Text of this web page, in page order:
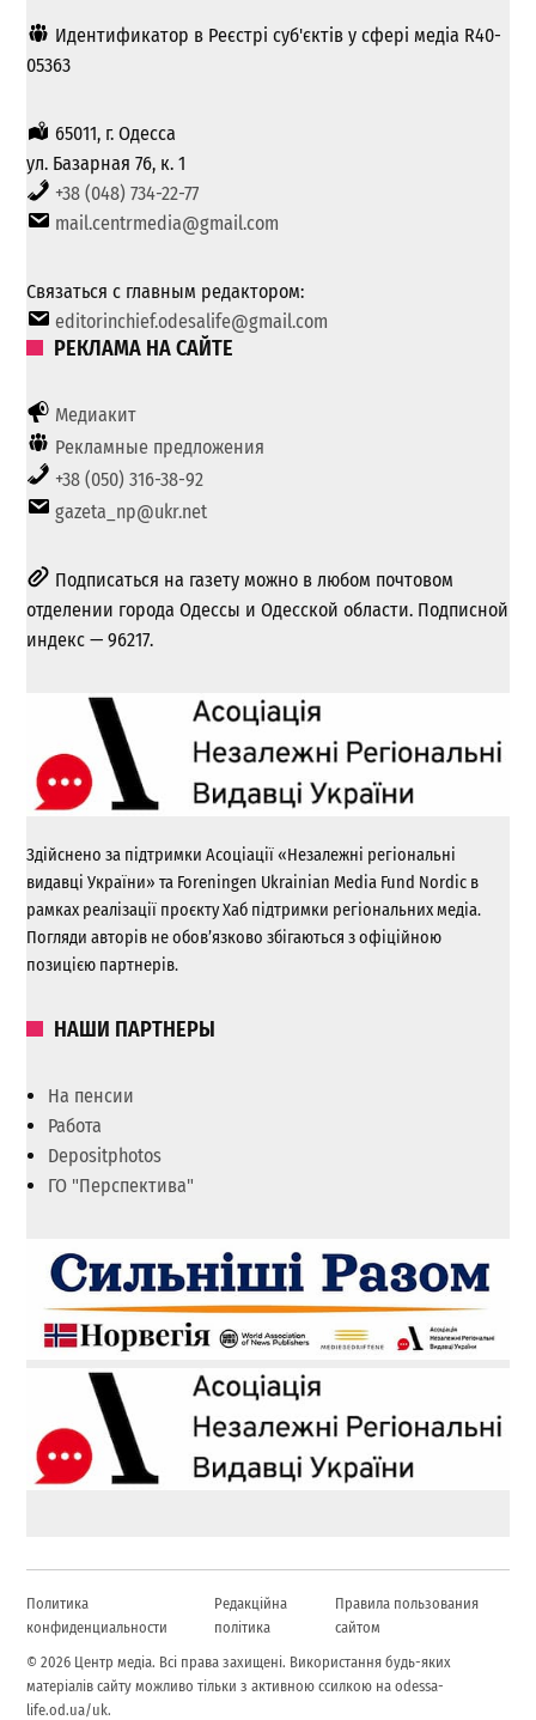
Идентификатор в Реєстрі суб'єктів у сфері медіа R40-
05363
65011, г. Одесса
ул. Базарная 76, к. 1
+38 (048) 734-22-77
mail.centrmedia@gmail.com
Связаться с главным редактором:
editorinchief.odesalife@gmail.com
РЕКЛАМА НА САЙТЕ
Медиакит
Рекламные предложения
+38 (050) 316-38-92
gazeta_np@ukr.net
Подписаться на газету можно в любом почтовом
отделении города Одессы и Одесской области. Подписной
индекс — 96217.
Здійснено за підтримки Асоціації «Незалежні регіональні
видавці України» та Foreningen Ukrainian Media Fund Nordic в
рамках реалізації проєкту Хаб підтримки регіональних медіа.
Погляди авторів не обов’язково збігаються з офіційною
позицією партнерів.
НАШИ ПАРТНЕРЫ
На пенсии
Работа
Depositphotos
ГО "Перспектива"
Политика
конфиденциальности
Редакційна
політика
Правила пользования
сайтом
© 2026 Центр медіа. Всі права захищені. Використання будь-яких
матеріалів сайту можливо тільки з активною ссилкою на odessa-
life.od.ua/uk.